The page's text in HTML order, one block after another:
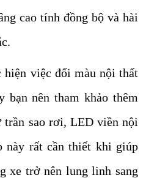
cao tính đồng bộ và hài
hiện việc đổi màu nội thất
bạn nên tham khảo thêm
trần sao rơi, LED viền nội
này rất cần thiết khi giúp
xe trở nên lung linh sang